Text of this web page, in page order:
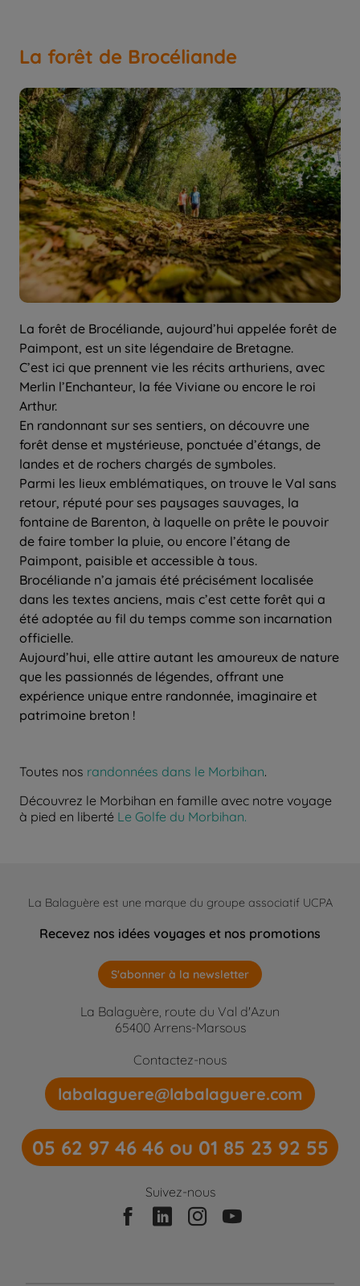
La forêt de Brocéliande
La forêt de Brocéliande, aujourd’hui appelée forêt de
Paimpont, est un site légendaire de Bretagne.
C’est ici que prennent vie les récits arthuriens, avec
Merlin l’Enchanteur, la fée Viviane ou encore le roi
Arthur.
En randonnant sur ses sentiers, on découvre une
forêt dense et mystérieuse, ponctuée d’étangs, de
landes et de rochers chargés de symboles.
Parmi les lieux emblématiques, on trouve le Val sans
retour, réputé pour ses paysages sauvages, la
fontaine de Barenton, à laquelle on prête le pouvoir
de faire tomber la pluie, ou encore l’étang de
Paimpont, paisible et accessible à tous.
Brocéliande n’a jamais été précisément localisée
dans les textes anciens, mais c’est cette forêt qui a
été adoptée au fil du temps comme son incarnation
officielle.
Aujourd’hui, elle attire autant les amoureux de nature
que les passionnés de légendes, offrant une
expérience unique entre randonnée, imaginaire et
patrimoine breton !
Toutes nos randonnées dans le Morbihan.
Découvrez le Morbihan en famille avec notre voyage
à pied en liberté Le Golfe du Morbihan.
La Balaguère est une marque du groupe associatif UCPA
Recevez nos idées voyages et nos promotions
S'abonner à la newsletter
La Balaguère, route du Val d'Azun
65400 Arrens-Marsous
Contactez-nous
labalaguere@labalaguere.com
05 62 97 46 46 ou 01 85 23 92 55
Suivez-nous